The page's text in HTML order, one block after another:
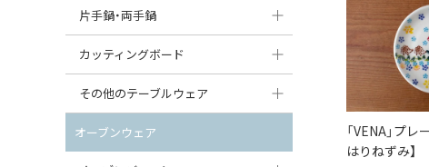
「VENA」プ
はりねずみ】
丸皿
スープ皿
丸鉢・どんぶり・ボウル
茶碗
りんごポット小
キャニスター
つぼ
ガーリックポット
片手鍋・両手鍋
ソースパン（片手鍋）
スープチュリーン
カッティングボード
角型カッティングボード
丸型カッティングボード
すべて見る
その他のテーブルウェア
調味料入れ
オーブンウェア